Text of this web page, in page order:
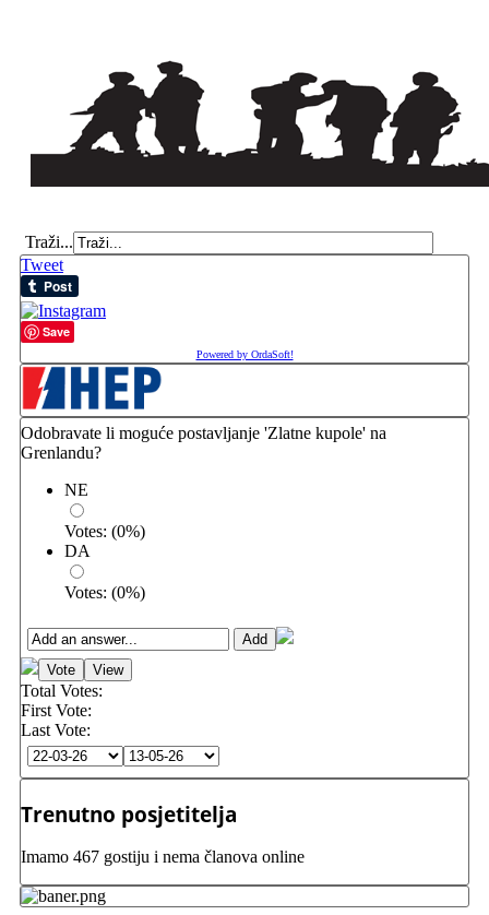
Traži...
Tweet
Save
Powered by OrdaSoft!
Odobravate li moguće postavljanje 'Zlatne kupole' na
Grenlandu?
NE
Votes: (0%)
DA
Votes: (0%)
Total Votes:
First Vote:
Last Vote:
Trenutno posjetitelja
Imamo 467 gostiju i nema članova online